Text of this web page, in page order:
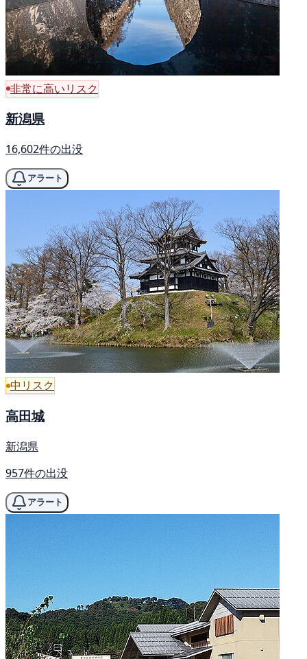
非常に高いリスク
新潟県
16,602件の出没
アラート
中リスク
高田城
新潟県
957件の出没
アラート